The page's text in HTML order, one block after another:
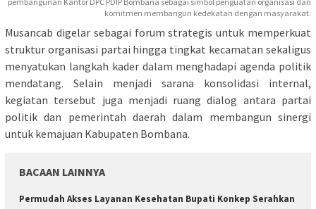
komitmen membangun kedekatan dengan masyarakat.
Musancab digelar sebagai forum strategis untuk memperkuat
struktur organisasi partai hingga tingkat kecamatan sekaligus
menyatukan langkah kader dalam menghadapi agenda politik
mendatang. Selain menjadi sarana konsolidasi internal,
kegiatan tersebut juga menjadi ruang dialog antara partai
politik dan pemerintah daerah dalam membangun sinergi
untuk kemajuan Kabupaten Bombana.
BACAAN LAINNYA
Permudah Akses Layanan Kesehatan Bupati Konkep Serahkan